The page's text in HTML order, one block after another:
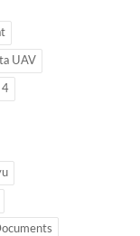
UAV
4